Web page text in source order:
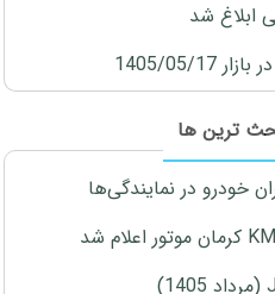
ابلاغ شد
05/17
ترین ها